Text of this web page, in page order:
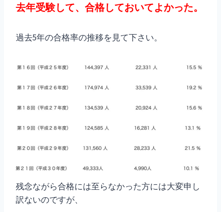
去年受験して、合格しておいてよかった。
過去5年の合格率の推移を見て下さい。
残念ながら合格には至らなかった方には大変申し
訳ないのですが、